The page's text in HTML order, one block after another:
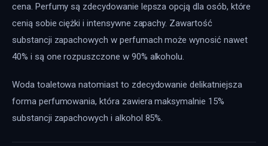
cena. Perfumy są zdecydowanie lepsza opcją dla osób, które
cenią sobie ciężki i intensywne zapachy. Zawartość
substancji zapachowych w perfumach może wynosić nawet
40% i są one rozpuszczone w 90% alkoholu.
Woda toaletowa natomiast to zdecydowanie delikatniejsza
forma perfumowania, która zawiera maksymalnie 15%
substancji zapachowych i alkohol 85%.